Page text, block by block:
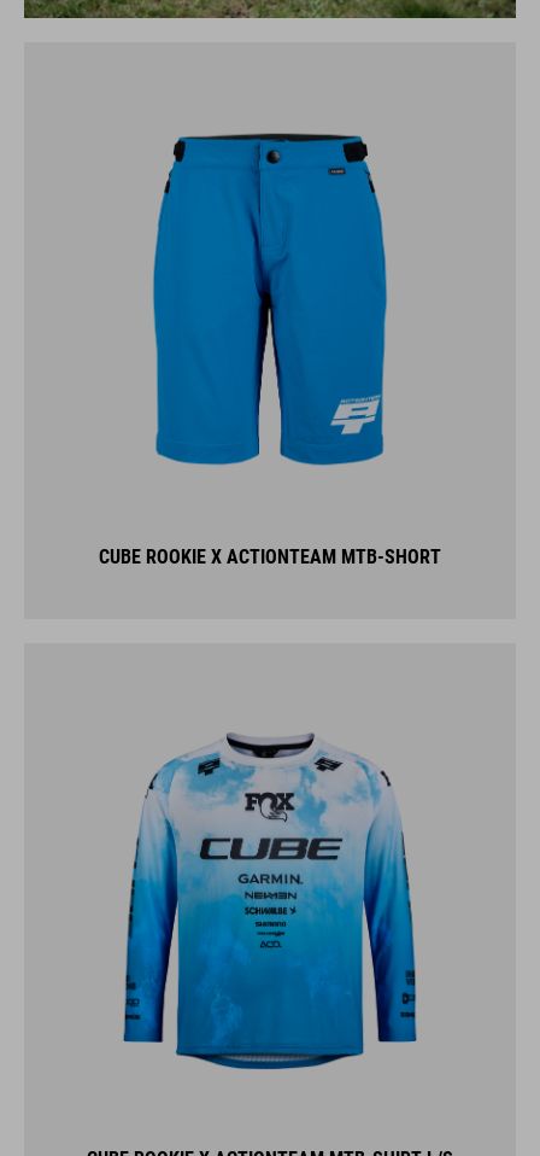
CUBE ROOKIE X ACTIONTEAM MTB-SHORT